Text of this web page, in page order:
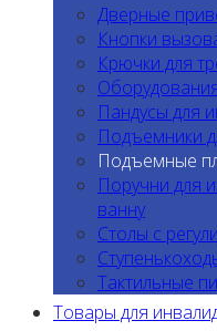
Дверные
Кнопки
Крючки для
Пандусы для
Подъемники
Подъемные
Поручни для
ванну
Столы с
Тактильные
Товары для